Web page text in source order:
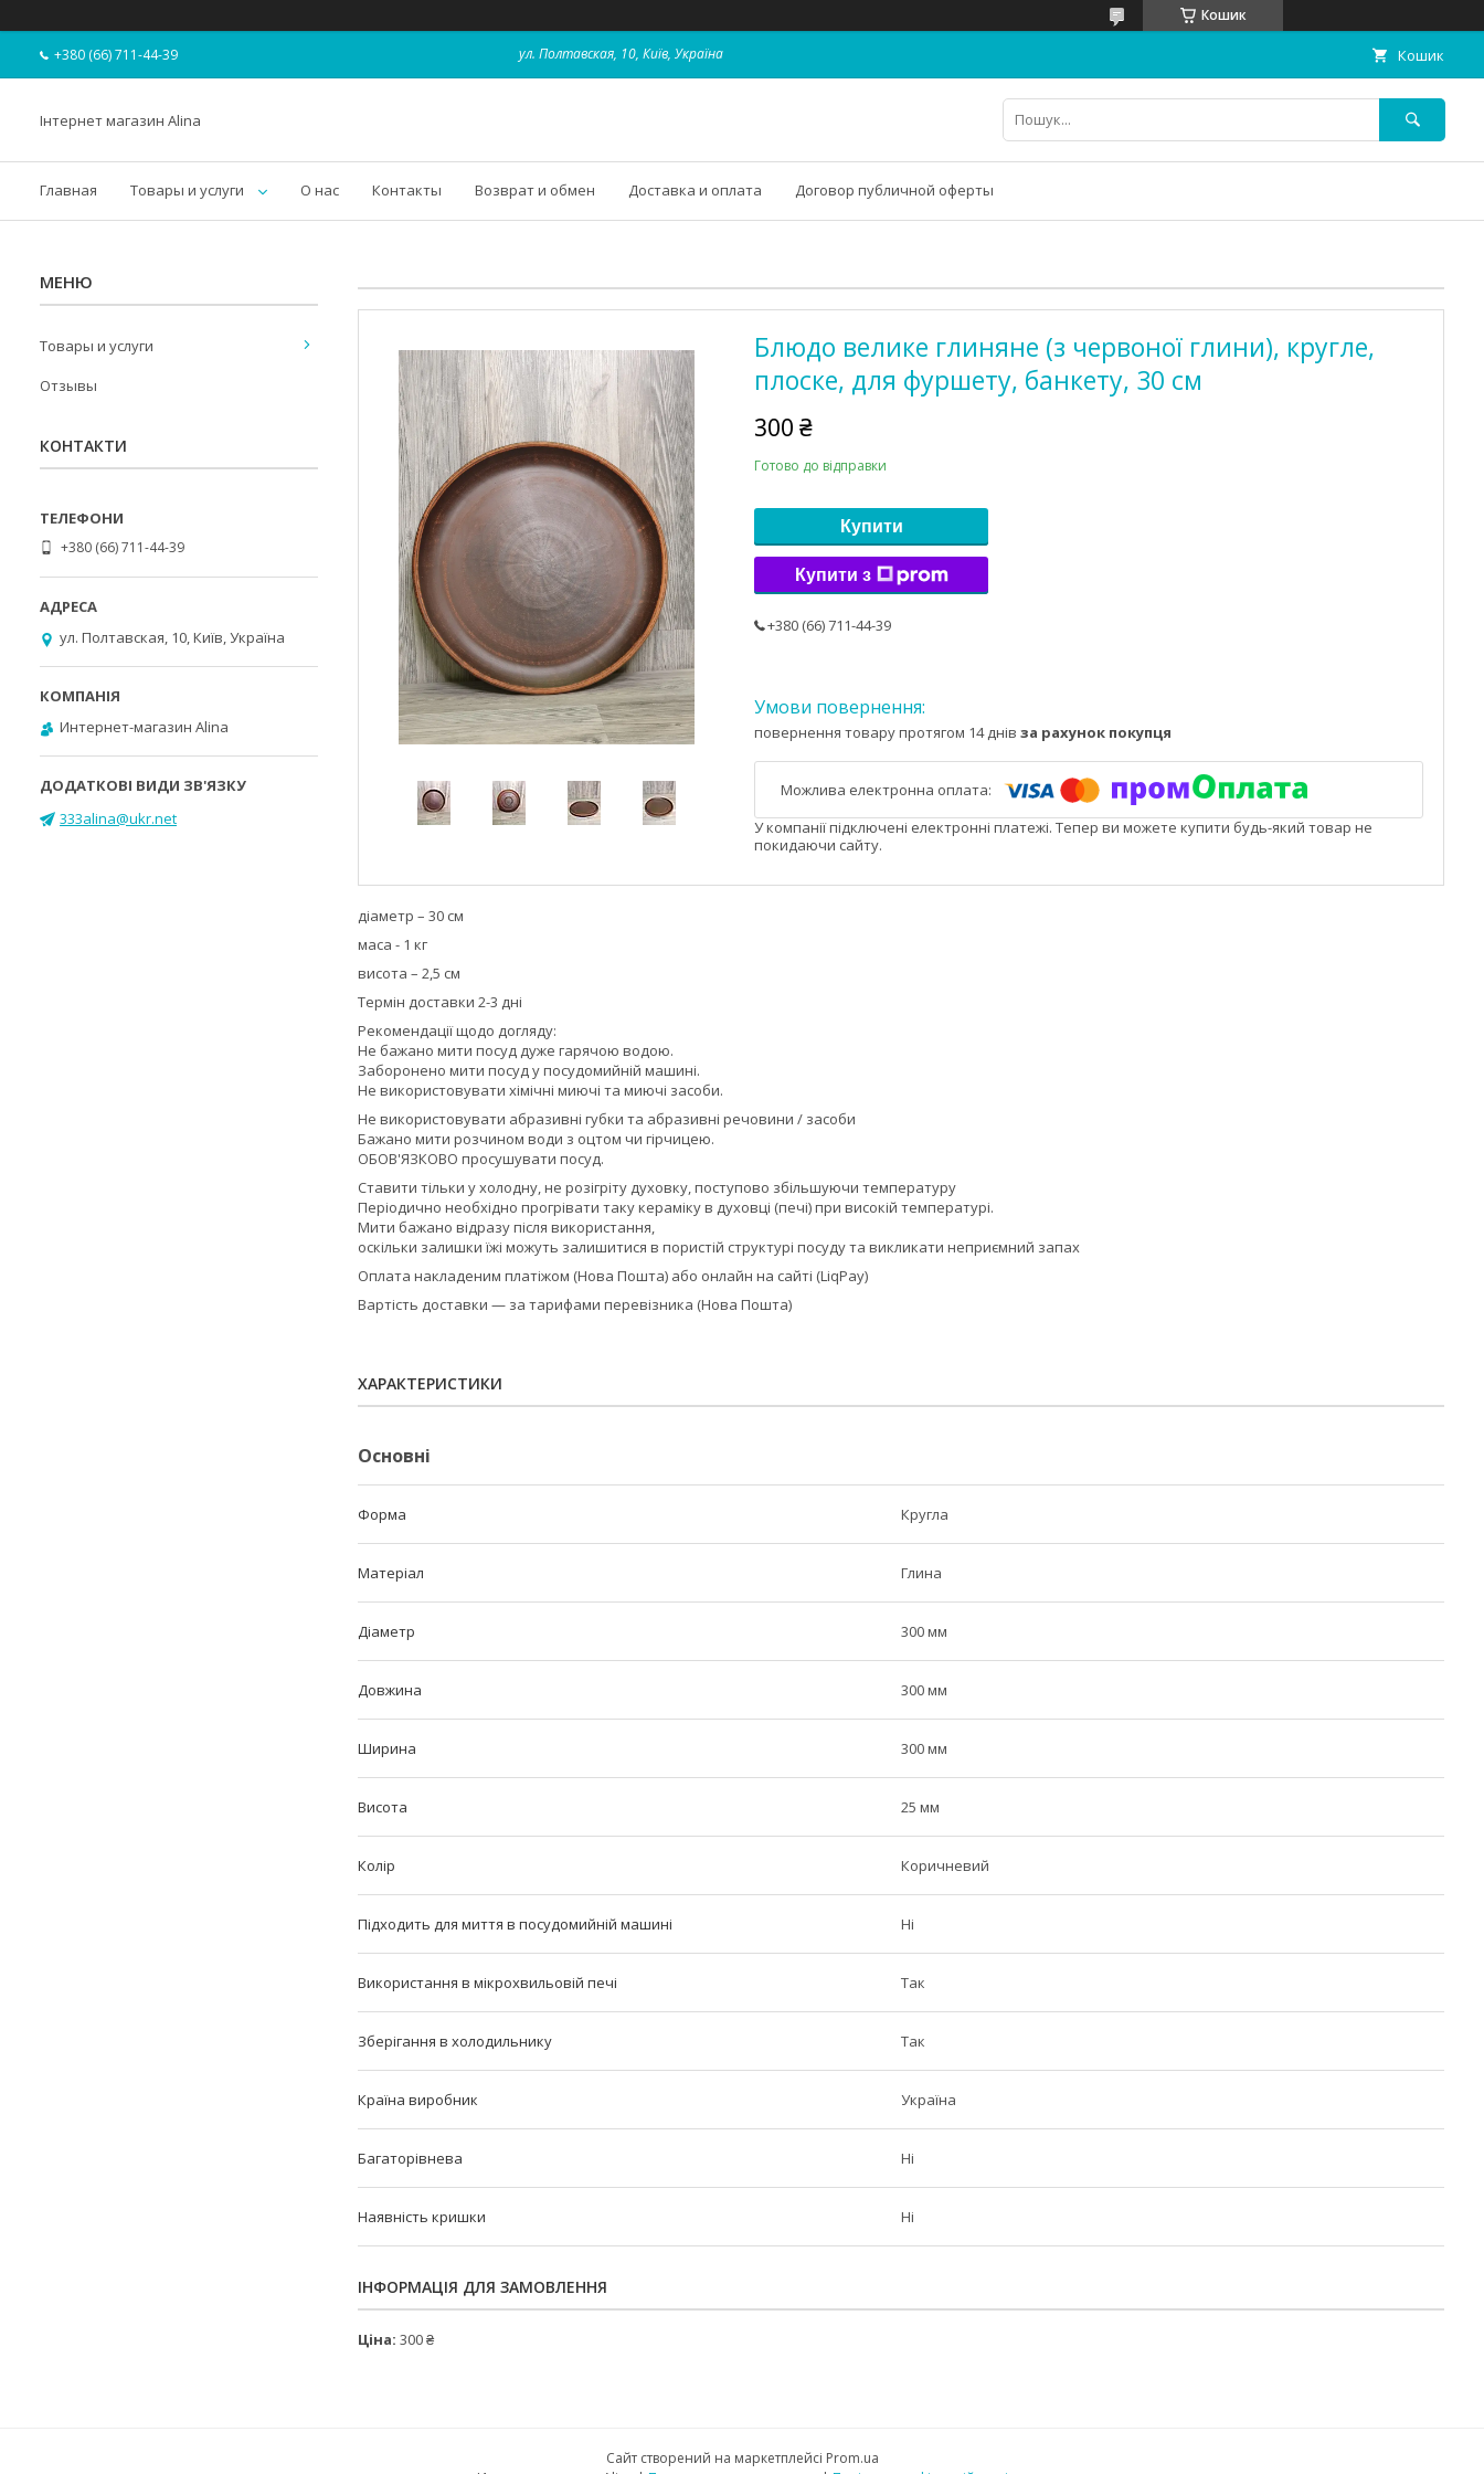
Кошик
+380 (66) 711-44-39 ул. Полтавская, 10, Київ, Україна Кошик
Інтернет магазин Alina
Главная Товары и услуги О нас Контакты Возврат и обмен Доставка и оплата Договор публичной оферты
Блюдо велике глиняне (з червоної глини), кругле,
плоске, для фуршету, банкету, 30 см
300 ₴
Готово до відправки
Купити
Купити з
+380 (66) 711-44-39
повернення товару протягом 14 днів за рахунок покупця
У компанії підключені електронні платежі. Тепер ви можете купити будь-який товар не
покидаючи сайту.
діаметр – 30 см
маса - 1 кг
висота – 2,5 см
Термін доставки 2-3 дні
Рекомендації щодо догляду:
Не бажано мити посуд дуже гарячою водою.
Заборонено мити посуд у посудомийній машині.
Не використовувати хімічні миючі та миючі засоби.
Не використовувати абразивні губки та абразивні речовини / засоби
Бажано мити розчином води з оцтом чи гірчицею.
ОБОВ'ЯЗКОВО просушувати посуд.
Ставити тільки у холодну, не розігріту духовку, поступово збільшуючи температуру
Періодично необхідно прогрівати таку кераміку в духовці (печі) при високій температурі.
Мити бажано відразу після використання,
оскільки залишки їжі можуть залишитися в пористій структурі посуду та викликати неприємний запах
Оплата накладеним платіжом (Нова Пошта) або онлайн на сайті (LiqPay)
Вартість доставки — за тарифами перевізника (Нова Пошта)
ХАРАКТЕРИСТИКИ
Основні
Форма Кругла
Матеріал Глина
Діаметр 300 мм
Довжина 300 мм
Ширина 300 мм
Висота 25 мм
Колір Коричневий
Підходить для миття в посудомийній машині Ні
Використання в мікрохвильовій печі Так
Зберігання в холодильнику Так
Країна виробник Україна
Багаторівнева Ні
Наявність кришки Ні
ІНФОРМАЦІЯ ДЛЯ ЗАМОВЛЕННЯ
Ціна: 300 ₴
Товары и услуги
Отзывы
КОНТАКТИ
+380 (66) 711-44-39
ул. Полтавская, 10, Київ, Україна
Интернет-магазин Alina
333alina@ukr.net
Сайт створений на маркетплейсі Prom.ua